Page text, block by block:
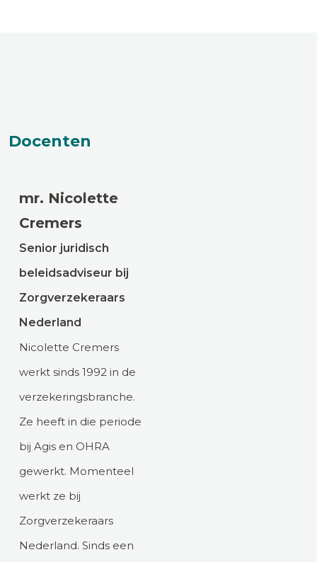
Docenten
mr. Nicolette
Cremers
Senior juridisch
beleidsadviseur bij
Zorgverzekeraars
Nederland
Nicolette Cremers
werkt sinds 1992 in de
verzekeringsbranche.
Ze heeft in die periode
bij Agis en OHRA
gewerkt. Momenteel
werkt ze bij
Zorgverzekeraars
Nederland. Sinds een